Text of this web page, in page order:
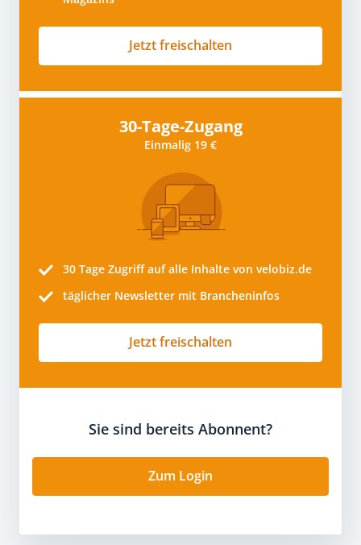
Jetzt freischalten
30-Tage-Zugang
Einmalig 19 €
30 Tage Zugriff auf alle Inhalte von velobiz.de
täglicher Newsletter mit Brancheninfos
Jetzt freischalten
Sie sind bereits Abonnent?
Zum Login